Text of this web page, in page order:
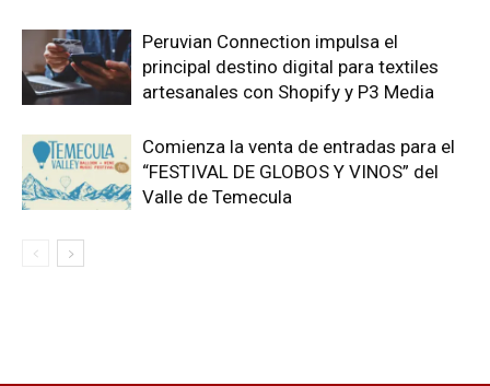
Peruvian Connection impulsa el
principal destino digital para textiles
artesanales con Shopify y P3 Media
Comienza la venta de entradas para el
“FESTIVAL DE GLOBOS Y VINOS” del
Valle de Temecula